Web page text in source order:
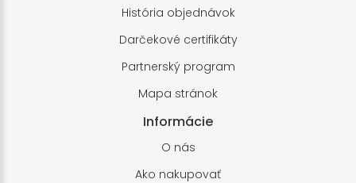
História objednávok
Darčekové certifikáty
Partnerský program
Mapa stránok
Informácie
O nás
Ako nakupovať